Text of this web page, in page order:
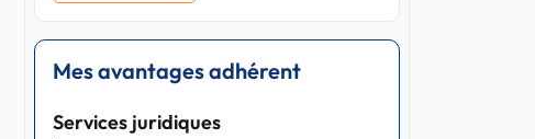
Mes avantages adhérent
Services juridiques